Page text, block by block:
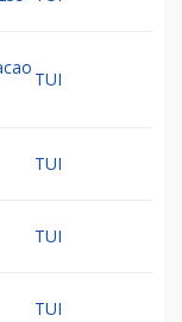
TUI
TUI
TUI
TUI